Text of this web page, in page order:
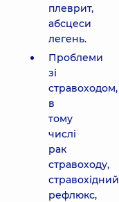
плеврит,
абсцеси
легень.
Проблеми
зі
стравоходом,
в
тому
числі
рак
стравоходу,
стравохідний
рефлюкс,